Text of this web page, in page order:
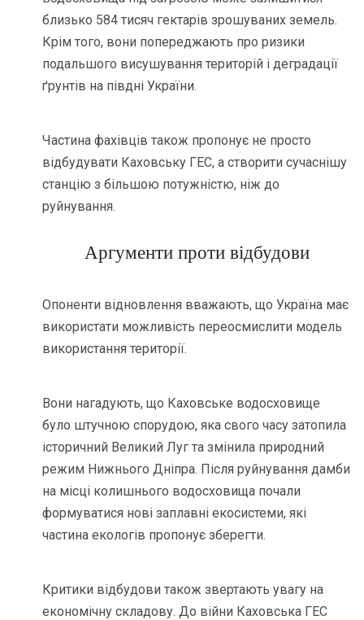
близько 584 тисяч гектарів зрошуваних земель.
Крім того, вони попереджають про ризики
подальшого висушування територій і деградації
ґрунтів на півдні України.
Частина фахівців також пропонує не просто
відбудувати Каховську ГЕС, а створити сучаснішу
станцію з більшою потужністю, ніж до
руйнування.
Аргументи проти відбудови
Опоненти відновлення вважають, що Україна має
використати можливість переосмислити модель
використання території.
Вони нагадують, що Каховське водосховище
було штучною спорудою, яка свого часу затопила
історичний Великий Луг та змінила природний
режим Нижнього Дніпра. Після руйнування дамби
на місці колишнього водосховища почали
формуватися нові заплавні екосистеми, які
частина екологів пропонує зберегти.
Критики відбудови також звертають увагу на
економічну складову. До війни Каховська ГЕС